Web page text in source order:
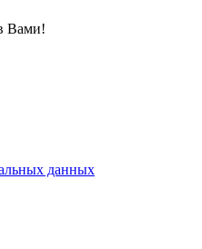
Вами!
данных